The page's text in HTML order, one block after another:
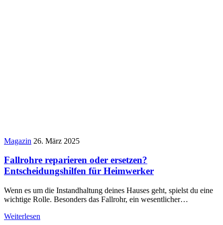
Magazin 26. März 2025
Fallrohre reparieren oder ersetzen?
Entscheidungshilfen für Heimwerker
Wenn es um die Instandhaltung deines Hauses geht, spielst du eine
wichtige Rolle. Besonders das Fallrohr, ein wesentlicher…
Weiterlesen